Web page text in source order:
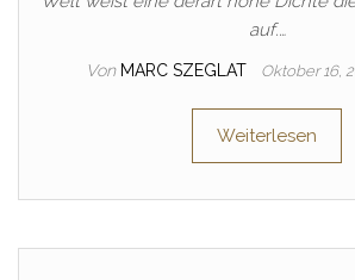
auf.…
Von MARC SZEGLAT Oktober 16,
Weiterlesen